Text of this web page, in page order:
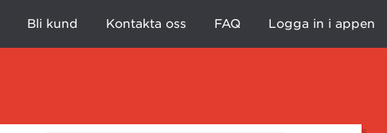
Bli kund Kontakta oss FAQ Logga in i appen